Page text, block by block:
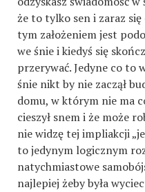
że to tylko sen i zaraz się
tym założeniem jest
we śnie i kiedyś się
przerywać. Jedyne co to
śnie nikt by nie zaczął
domu, w którym nie ma
cieszył snem i że może
nie widzę tej impliakcji
to jedynym logicznym
natychmiastowe
najlepiej żeby była